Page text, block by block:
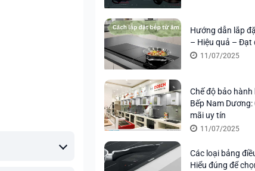
Hướng dẫn lắp
– Hiệu quả – Đạt
11/07/2025
Chế độ bảo
Bếp Nam
mãi uy tín
11/07/2025
Các loại bảng
Hiểu đúng để